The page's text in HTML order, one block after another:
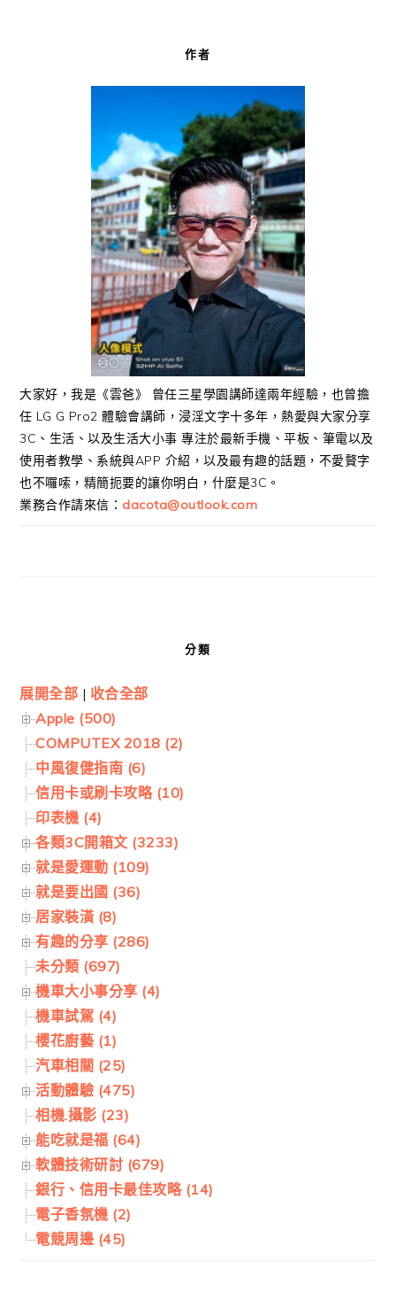
作者
大家好，我是《雲爸》 曾任三星學園講師達兩年經驗，也曾擔
任 LG G Pro2 體驗會講師，浸淫文字十多年，熱愛與大家分享
3C、生活、以及生活大小事 專注於最新手機、平板、筆電以及
使用者教學、系統與APP 介紹，以及最有趣的話題，不愛贅字
也不囉嗦，精簡扼要的讓你明白，什麼是3C。
業務合作請來信： dacota@outlook.com
分類
展開全部 | 收合全部
Apple (500)
COMPUTEX 2018 (2)
中風復健指南 (6)
信用卡或刷卡攻略 (10)
印表機 (4)
各類3C開箱文 (3233)
就是愛運動 (109)
就是要出國 (36)
居家裝潢 (8)
有趣的分享 (286)
未分類 (697)
機車大小事分享 (4)
機車試駕 (4)
櫻花廚藝 (1)
汽車相關 (25)
活動體驗 (475)
相機.攝影 (23)
能吃就是福 (64)
軟體技術研討 (679)
銀行、信用卡最佳攻略 (14)
電子香氛機 (2)
電競周邊 (45)